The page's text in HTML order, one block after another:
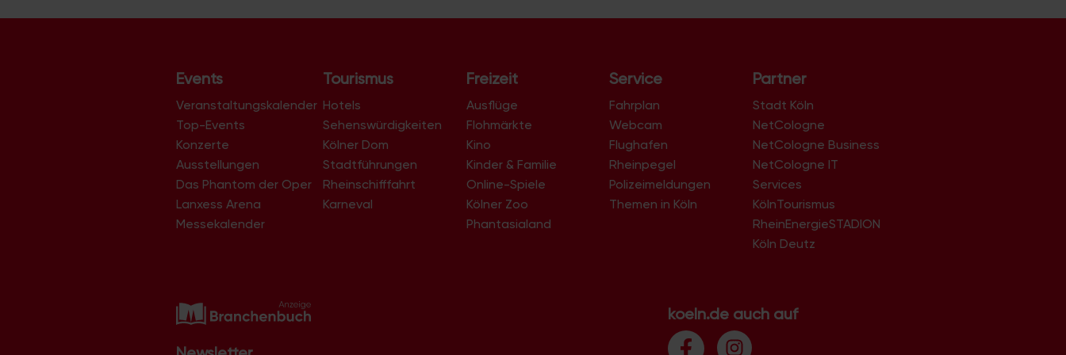
Events
Veranstaltungskalender
Top-Events
Konzerte
Ausstellungen
Das Phantom der Oper
Lanxess Arena
Messekalender
Tourismus
Hotels
Sehenswürdigkeiten
Kölner Dom
Stadtführungen
Rheinschifffahrt
Karneval
Freizeit
Ausflüge
Flohmärkte
Kino
Kinder & Familie
Online-Spiele
Kölner Zoo
Phantasialand
Service
Fahrplan
Webcam
Flughafen
Rheinpegel
Polizeimeldungen
Themen in Köln
Partner
Stadt Köln
NetCologne
NetCologne Business
NetCologne IT
Services
KölnTourismus
RheinEnergieSTADION
Köln Deutz
koeln.de auch auf